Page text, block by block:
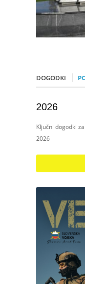
DOGODKI
2026
Ključni dogodki
2026